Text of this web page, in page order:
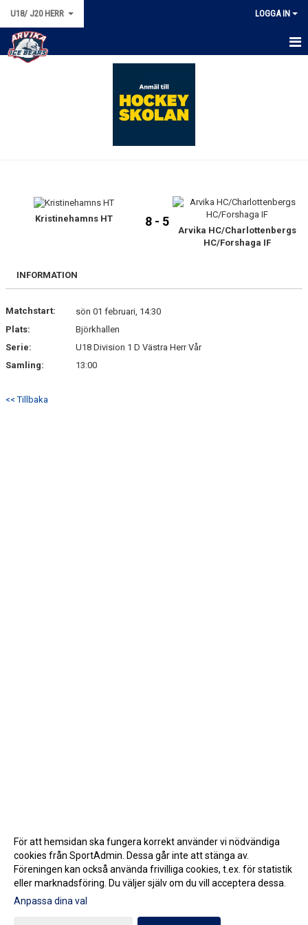
U18/ J20 HERR LOGGA IN
BILDGALLERI
KONTAKT
Kristinehamns HT 8 - 5
Arvika HC/Charlottenbergs
HC/Forshaga IF
INFORMATION
Matchstart:
sön 01 februari, 14:30
Plats:
Björkhallen
Serie:
U18 Division 1 D Västra Herr Vår
Samling:
13:00
<< Tillbaka
Gå till Webbversion
För att hemsidan ska fungera korrekt använder vi nödvändiga
cookies från SportAdmin. Dessa går inte att stänga av.
Föreningen kan också använda frivilliga cookies, t.ex. för statistik
eller marknadsföring. Du väljer själv om du vill acceptera dessa.
Anpassa dina val